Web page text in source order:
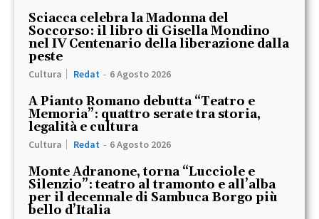
Sciacca celebra la Madonna del
Soccorso: il libro di Gisella Mondino
nel IV Centenario della liberazione dalla
peste
Cultura Redat - 6 Agosto 2026
A Pianto Romano debutta “Teatro e
Memoria”: quattro serate tra storia,
legalità e cultura
Cultura Redat - 6 Agosto 2026
Monte Adranone, torna “Lucciole e
Silenzio”: teatro al tramonto e all’alba
per il decennale di Sambuca Borgo più
bello d’Italia